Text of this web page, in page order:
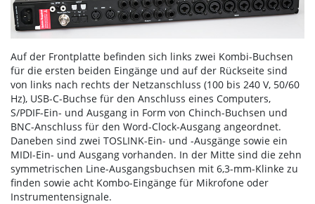
Auf der Frontplatte befinden sich links zwei Kombi-Buchsen
für die ersten beiden Eingänge und auf der Rückseite sind
von links nach rechts der Netzanschluss (100 bis 240 V, 50/60
Hz), USB-C-Buchse für den Anschluss eines Computers,
S/PDIF-Ein- und Ausgang in Form von Chinch-Buchsen und
BNC-Anschluss für den Word-Clock-Ausgang angeordnet.
Daneben sind zwei TOSLINK-Ein- und -Ausgänge sowie ein
MIDI-Ein- und Ausgang vorhanden. In der Mitte sind die zehn
symmetrischen Line-Ausgangsbuchsen mit 6,3-mm-Klinke zu
finden sowie acht Kombo-Eingänge für Mikrofone oder
Instrumentensignale.